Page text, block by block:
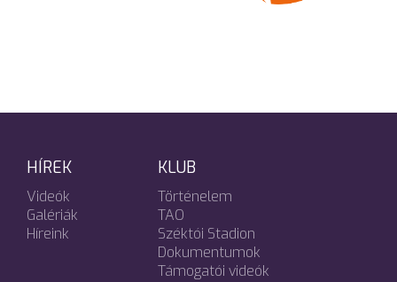
HÍREK
Videók
Galériák
Híreink
KLUB
Történelem
TAO
Széktói Stadion
Dokumentumok
Támogatói videók